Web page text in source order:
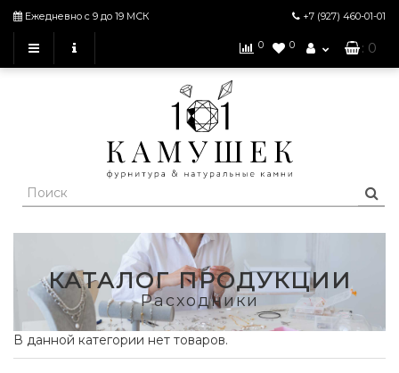
Ежедневно с 9 до 19 МСК +7 (927) 460-01-01
0 0 : 0
КАТАЛОГ ПРОДУКЦИИ
Расходники
В данной категории нет товаров.